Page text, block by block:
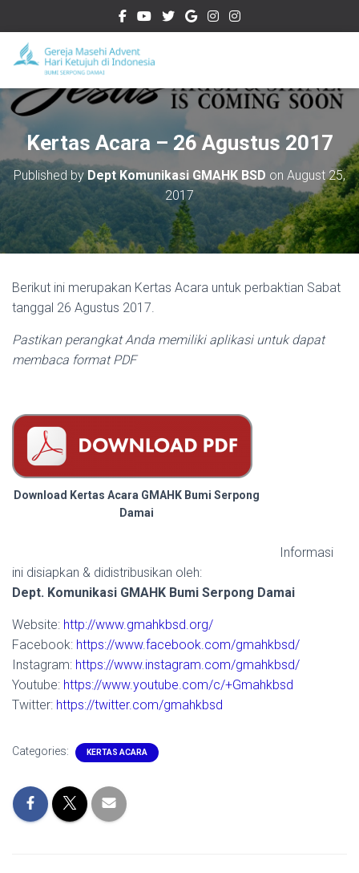
Kertas Acara – 26 Agustus 2017
Published byDept Komunikasi GMAHK BSD on August 25,
2017
Berikut ini merupakan Kertas Acara untuk perbaktian Sabat
tanggal 26 Agustus 2017.
Pastikan perangkat Anda memiliki aplikasi untuk dapat
membaca format PDF
Download Kertas Acara GMAHK Bumi Serpong
Damai
Informasi
ini disiapkan & didistribusikan oleh:
Dept. Komunikasi GMAHK Bumi Serpong Damai
Website: http://www.gmahkbsd.org/
Facebook: https://www.facebook.com/gmahkbsd/
Instagram: https://www.instagram.com/gmahkbsd/
Youtube: https://www.youtube.com/c/+Gmahkbsd
Twitter: https://twitter.com/gmahkbsd
Categories: KERTAS ACARA